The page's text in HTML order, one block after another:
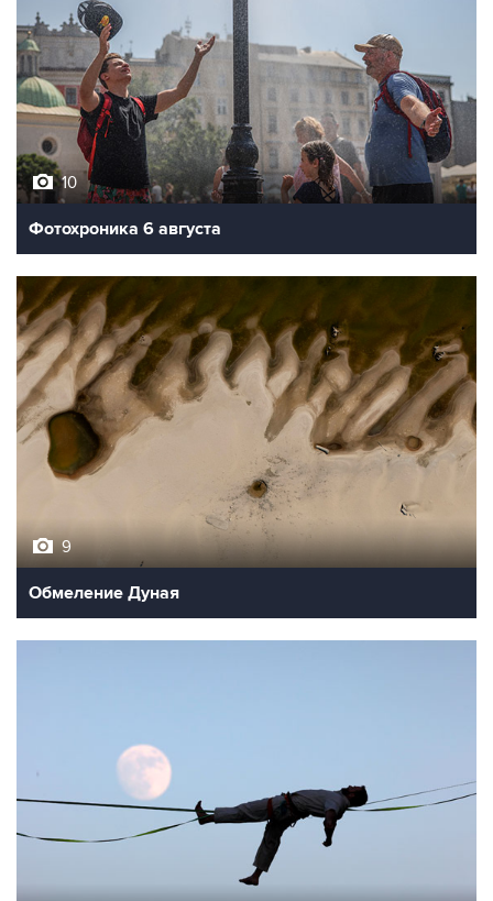
10
Фотохроника 6 августа
9
Обмеление Дуная